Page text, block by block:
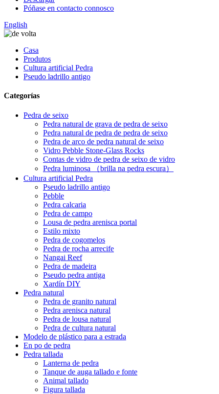
Póñase en contacto connosco
English
Casa
Produtos
Cultura artificial Pedra
Pseudo ladrillo antigo
Categorías
Pedra de seixo
Pedra natural de grava de pedra de seixo
Pedra natural de pedra de pedra de seixo
Pedra de arco de pedra natural de seixo
Vidro Pebble Stone-Glass Rocks
Contas de vidro de pedra de seixo de vidro
Pedra luminosa （brilla na pedra escura）
Cultura artificial Pedra
Pseudo ladrillo antigo
Pebble
Pedra calcaria
Pedra de campo
Lousa de pedra arenisca portal
Estilo mixto
Pedra de cogomelos
Pedra de rocha arrecife
Nangai Reef
Pedra de madeira
Pseudo pedra antiga
Xardín DIY
Pedra natural
Pedra de granito natural
Pedra arenisca natural
Pedra de lousa natural
Pedra de cultura natural
Modelo de plástico para a estrada
En po de pedra
Pedra tallada
Lanterna de pedra
Tanque de auga tallado e fonte
Animal tallado
Figura tallada